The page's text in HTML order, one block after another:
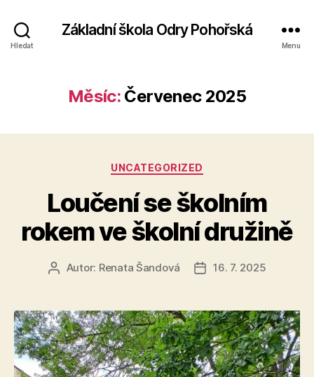
Hledat
Základní škola Odry Pohořská
Menu
Měsíc: Červenec 2025
Rubriky
UNCATEGORIZED
Loučení se školním
rokem ve školní družině
AutorAutor: Renata Šandová
Datum
16. 7. 2025